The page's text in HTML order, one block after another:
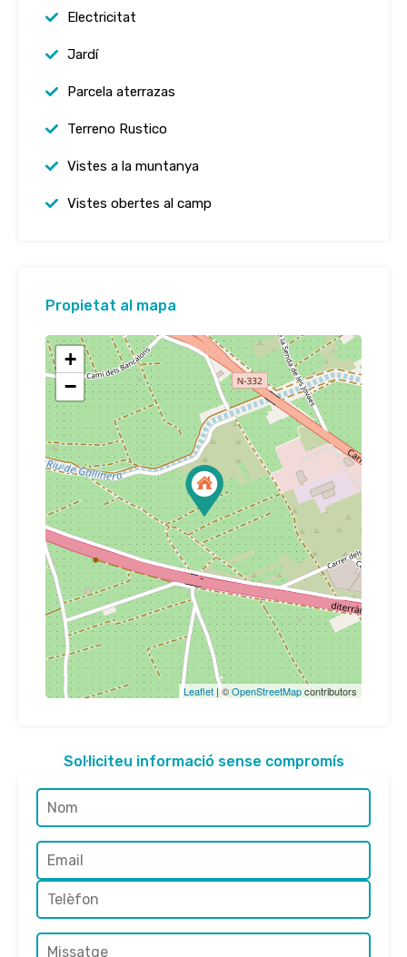
Electricitat
Jardí
Parcela aterrazas
Terreno Rustico
Vistes a la muntanya
Vistes obertes al camp
Propietat al mapa
+
−
Leaflet | ©OpenStreetMapcontributors
Sol·liciteu informació sense compromís